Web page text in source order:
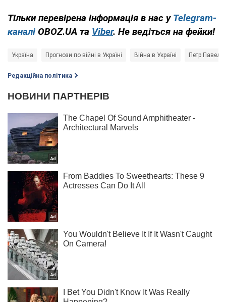
Тільки перевірена інформація в нас у Telegram-
каналі OBOZ.UA та Viber. Не ведіться на фейки!
Україна Прогнози по війні в Україні Війна в Україні Петр Павел
Редакційна політика